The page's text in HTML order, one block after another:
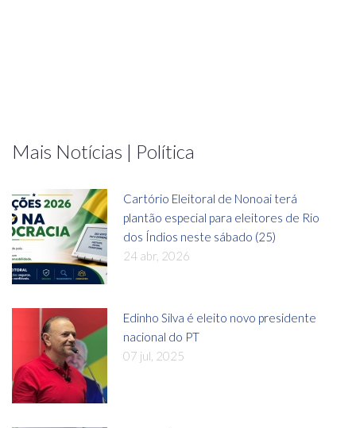
Mais Notícias | Política
Cartório Eleitoral de Nonoai terá
plantão especial para eleitores de Rio
dos Índios neste sábado (25)
24 abr, 2026
Edinho Silva é eleito novo presidente
nacional do PT
07 jul, 2025